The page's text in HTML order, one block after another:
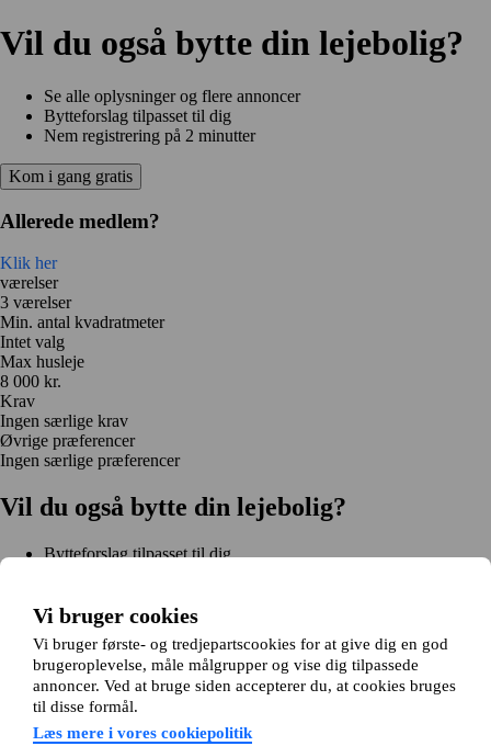
Vi bruger cookies
Vi bruger første- og tredjepartscookies for at give dig en god
brugeroplevelse, måle målgrupper og vise dig tilpassede
annoncer. Ved at bruge siden accepterer du, at cookies bruges
til disse formål.
Læs mere i vores cookiepolitik
Vil du også bytte din lejebolig?
Se alle oplysninger og flere annoncer
Bytteforslag tilpasset til dig
Nem registrering på 2 minutter
Kom i gang gratis
Allerede medlem?
Klik her
værelser
3 værelser
Min. antal kvadratmeter
Intet valg
Max husleje
8 000 kr.
Krav
Ingen særlige krav
Øvrige præferencer
Ingen særlige præferencer
Vil du også bytte din lejebolig?
Bytteforslag tilpasset til dig
Kom i gang gratis
Kom i gang
Kom i gang gratisSøg annoncerLog ind
Læs mere
Nyheder og tips
Om Hjembytte.dk